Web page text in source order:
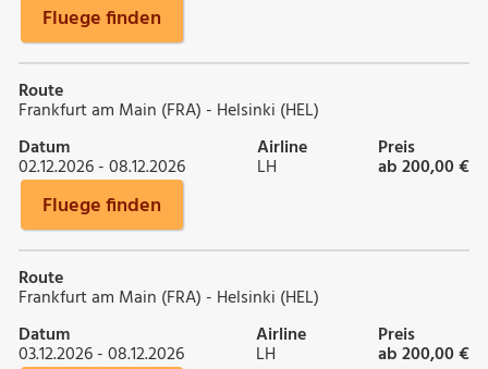
Fluege finden
Route
Frankfurt am Main (FRA) - Helsinki (HEL)
Datum
02.12.2026 - 08.12.2026
Airline
LH
Preis
ab 200,00 €
Fluege finden
Route
Frankfurt am Main (FRA) - Helsinki (HEL)
Datum
03.12.2026 - 08.12.2026
Airline
LH
Preis
ab 200,00 €